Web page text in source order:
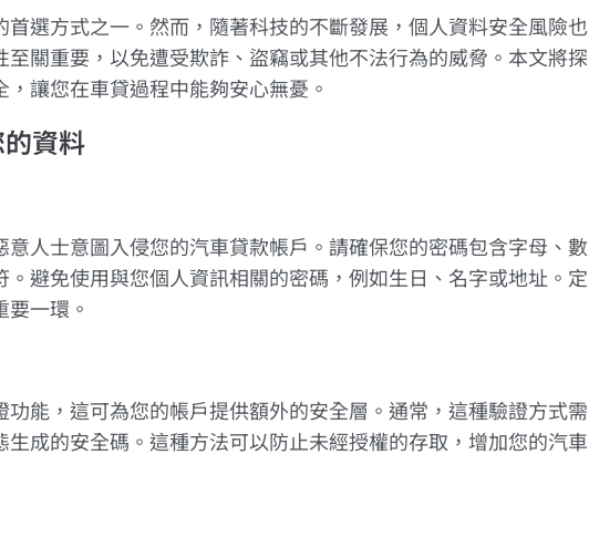
選方式之一。然而，隨著科技的不斷發展，個人資料安全風險也
關重要，以免遭受欺詐、盜竊或其他不法行為的威脅。本文將探
讓您在車貸過程中能夠安心無憂。
資料
人士意圖入侵您的汽車貸款帳戶。請確保您的密碼包含字母、數
避免使用與您個人資訊相關的密碼，例如生日、名字或地址。定
一環。
能，這可為您的帳戶提供額外的安全層。通常，這種驗證方式需
成的安全碼。這種方法可以防止未經授權的存取，增加您的汽車